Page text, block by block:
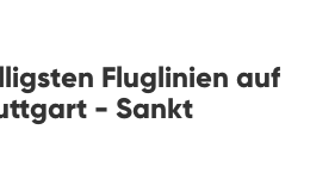
Fluglinien auf
- Sankt